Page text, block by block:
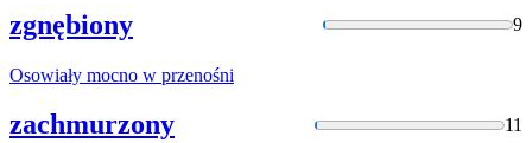
zgnębiony 9
Osowiały mocno w przenośni
zachmurzony 11